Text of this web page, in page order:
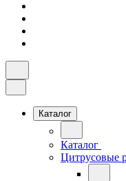
Каталог
Каталог
Цитрусовые